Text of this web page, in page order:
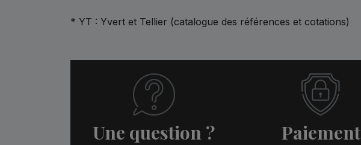
* YT : Yvert et Tellier (catalogue des références et cotations)
Une question ? Paiement